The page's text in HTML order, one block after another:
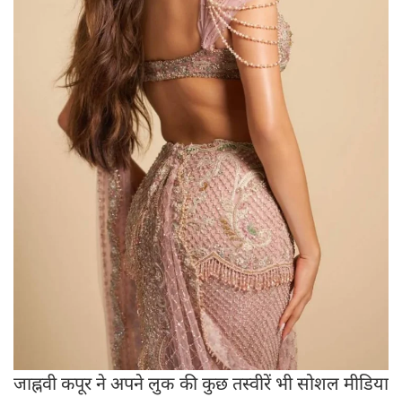
जाह्नवी कपूर ने अपने लुक की कुछ तस्वीरें भी सोशल मीडिया